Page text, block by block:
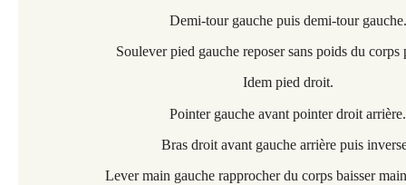
Demi-tour gauche puis demi-tour gauche.
Soulever pied gauche reposer sans poids du corps
Idem pied droit.
Pointer gauche avant pointer droit arrière.
Bras droit avant gauche arrière puis
Lever main gauche rapprocher du corps baisser